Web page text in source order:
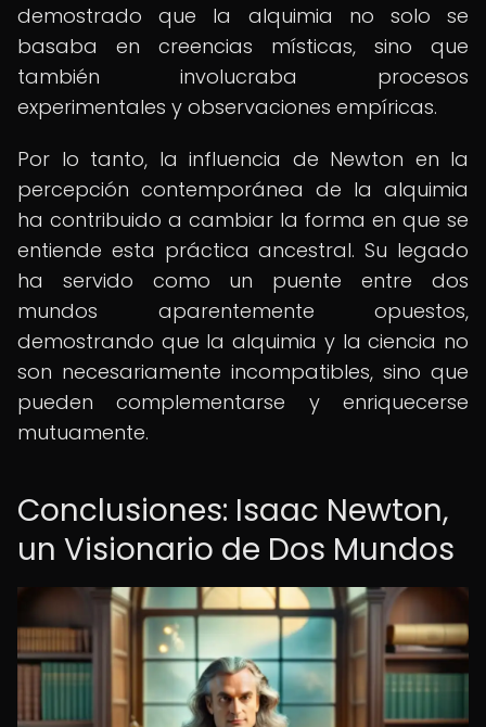
demostrado que la alquimia no solo se
basaba en creencias místicas, sino que
también involucraba procesos
experimentales y observaciones empíricas.
Por lo tanto, la influencia de Newton en la
percepción contemporánea de la alquimia
ha contribuido a cambiar la forma en que se
entiende esta práctica ancestral. Su legado
ha servido como un puente entre dos
mundos aparentemente opuestos,
demostrando que la alquimia y la ciencia no
son necesariamente incompatibles, sino que
pueden complementarse y enriquecerse
mutuamente.
Conclusiones: Isaac Newton,
un Visionario de Dos Mundos